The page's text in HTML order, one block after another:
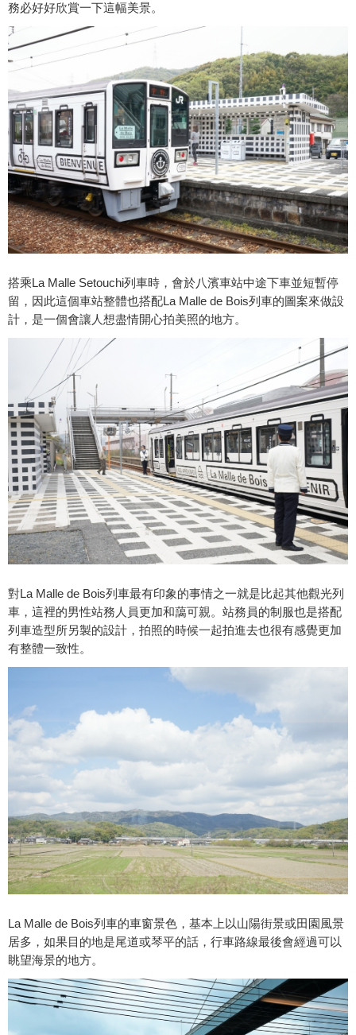
務必好好欣賞一下這幅美景。
搭乘La Malle Setouchi列車時，會於八濱車站中途下車並短暫停
留，因此這個車站整體也搭配La Malle de Bois列車的圖案來做設
計，是一個會讓人想盡情開心拍美照的地方。
對La Malle de Bois列車最有印象的事情之一就是比起其他觀光列
車，這裡的男性站務人員更加和藹可親。站務員的制服也是搭配
列車造型所另製的設計，拍照的時候一起拍進去也很有感覺更加
有整體一致性。
La Malle de Bois列車的車窗景色，基本上以山陽街景或田園風景
居多，如果目的地是尾道或琴平的話，行車路線最後會經過可以
眺望海景的地方。